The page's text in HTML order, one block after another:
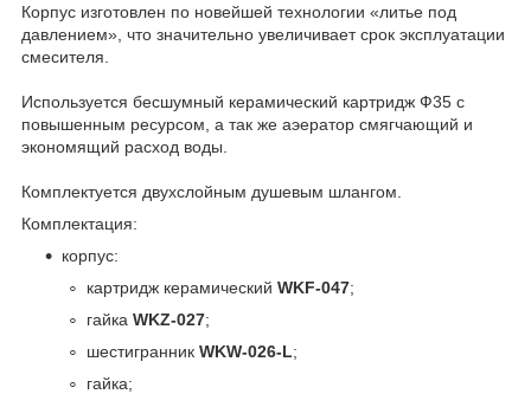
Корпус изготовлен по новейшей технологии «литье под
давлением», что значительно увеличивает срок эксплуатации
смесителя.
Используется бесшумный керамический картридж Ф35 с
повышенным ресурсом, а так же аэератор смягчающий и
экономящий расход воды.
Комплектуется двухслойным душевым шлангом.
Комплектация:
корпус:
картридж керамический WKF-047;
гайка WKZ-027;
шестигранник WKW-026-L;
гайка;